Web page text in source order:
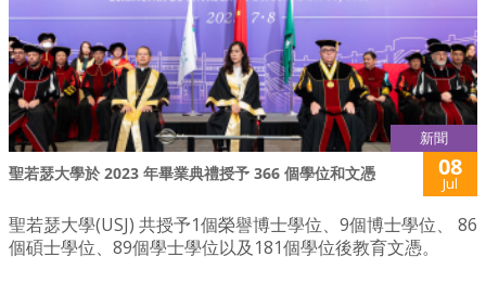
新聞
聖若瑟大學於 2023 年畢業典禮授予 366 個學位和文憑 08
Jul
聖若瑟大學(USJ) 共授予1個榮譽博士學位、9個博士學位、 86
個碩士學位、89個學士學位以及181個學位後教育文憑。